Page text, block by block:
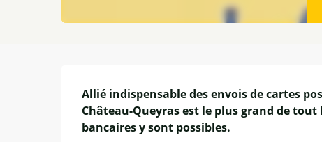
Allié indispensable des envois de cartes
Château-Queyras est le plus grand de
bancaires y sont possibles.